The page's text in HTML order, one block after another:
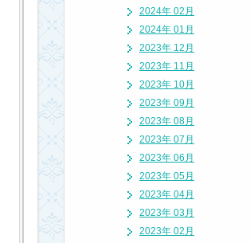
2024年 02月
2024年 01月
2023年 12月
2023年 11月
2023年 10月
2023年 09月
2023年 08月
2023年 07月
2023年 06月
2023年 05月
2023年 04月
2023年 03月
2023年 02月